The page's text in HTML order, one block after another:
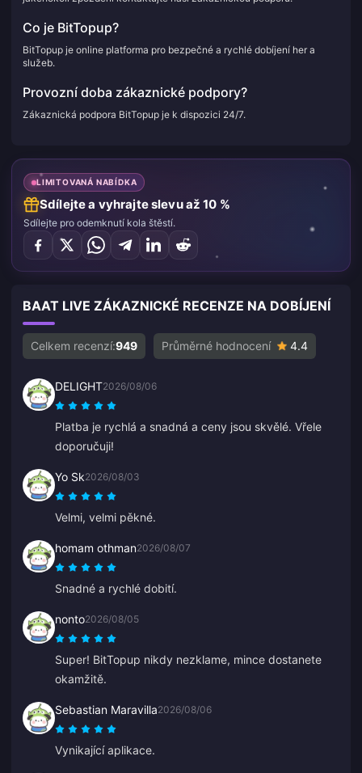
Co je BitTopup?
BitTopup je online platforma pro bezpečné a rychlé dobíjení her a
služeb.
Provozní doba zákaznické podpory?
Zákaznická podpora BitTopup je k dispozici 24/7.
LIMITOVANÁ NABÍDKA
Sdílejte a vyhrajte slevu až 10 %
Sdílejte pro odemknutí kola štěstí.
BAAT LIVE ZÁKAZNICKÉ RECENZE NA DOBÍJENÍ
Celkem recenzí:949 Průměrné hodnocení 4.4
DELIGHT2026/08/06
Platba je rychlá a snadná a ceny jsou skvělé. Vřele
doporučuji!
Yo Sk2026/08/03
Velmi, velmi pěkné.
homam othman2026/08/07
Snadné a rychlé dobití.
nonto2026/08/05
Super! BitTopup nikdy nezklame, mince dostanete
okamžitě.
Sebastian Maravilla2026/08/06
Vynikající aplikace.